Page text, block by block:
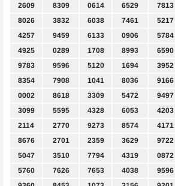
2609
8309 0614 6529 7813
8026
3832 6038 7461 5217
4257
9459 6133 0906 5784
4925
0289 1708 8993 6590
9783
9596 5120 1694 3952
8354
7908 1041 8036 9166
0002
8618 3309 5472 9497
3099
5595 4328 6053 4203
2114
2770 9273 8574 4171
8676
2701 2359 3629 9722
5047
3510 7794 4319 0872
5760
7626 7653 4038 9596